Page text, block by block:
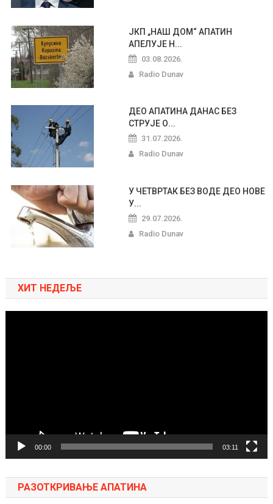
ЈКП „НАШ ДОМ“ АПАТИН
АПЕЛУЈЕ Н...
03.08.2026.
Radio Dunav
ДЕО АПАТИНА ДАНАС БЕЗ
СТРУЈЕ О...
31.07.2026.
Radio Dunav
У ЧЕТВРТАК БЕЗ ВОДЕ ДЕО НОВЕ
У...
29.07.2026.
Radio Dunav
ХИТ НЕДЕЉЕ
00:00 03:11
РАЗОТКРИВАЊЕ АПАТИНА